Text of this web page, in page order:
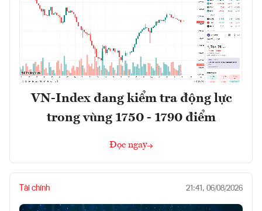
VN-Index đang kiểm tra động lực
trong vùng 1750 - 1790 điểm
Đọc ngay
Tài chính 21:41, 06/08/2026